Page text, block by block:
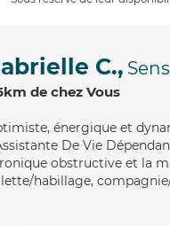
C., Sens
de chez Vous
, énergique et
De Vie
obstructive et la
habillage,